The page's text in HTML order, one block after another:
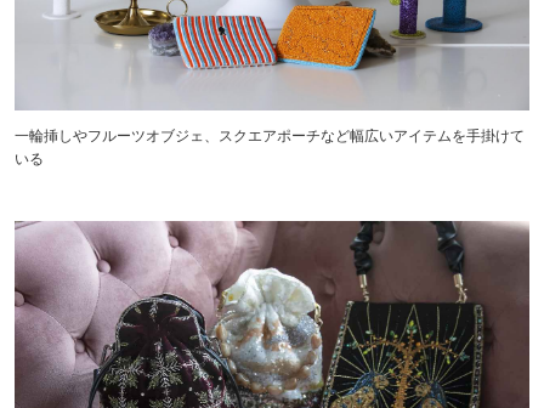
一輪挿しやフルーツオブジェ、スクエアポーチなど幅広いアイテムを手掛けて
いる